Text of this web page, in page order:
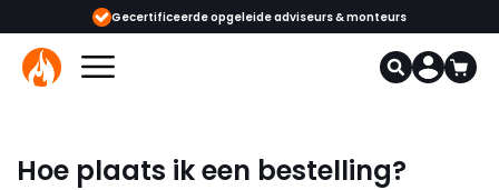
Gecertificeerde opgeleide adviseurs & monteurs
Hoe plaats ik een bestelling?